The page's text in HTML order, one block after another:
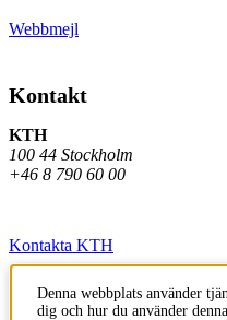
Webbmejl
Kontakt
KTH
100 44 Stockholm
+46 8 790 60 00
Kontakta KTH
Jobba på KTH
Denna webbplats använder
dig och hur du använder